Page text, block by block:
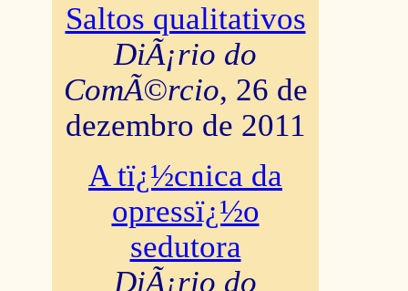
Saltos qualitativos
DiÃ¡rio do
ComÃ©rcio, 26 de
dezembro de 2011
A tï¿½cnica da
opressï¿½o
sedutora
DiÃ¡rio do